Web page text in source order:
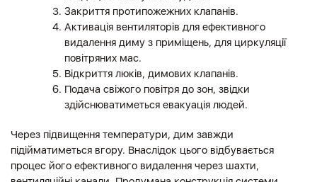
Закриття протипожежних клапанів.
Активація вентиляторів для ефективного
видалення диму з приміщень, для циркуляції
повітряних мас.
Відкриття люків, димових клапанів.
Подача свіжого повітря до зон, звідки
здійснюватиметься евакуація людей.
Через підвищення температури, дим завжди
підійматиметься вгору. Внаслідок цього відбувається
процес його ефективного видалення через шахти,